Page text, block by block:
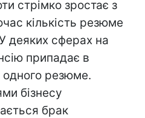
стрімко зростає з
кількість резюме
деяких сферах на
припадає в
резюме.
бізнесу
брак